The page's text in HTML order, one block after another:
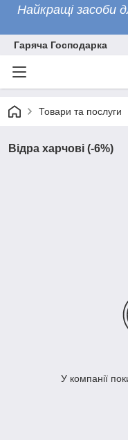
Найкращі засоби
Гаряча Господарка
Товари та послуги
Відра харчові (-6%)
У компанії